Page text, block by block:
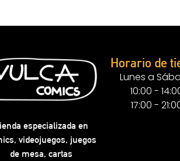
especializada en
videojuegos, juegos
de mesa, cartas
Horario de
Lunes a
10:00 -
17:00 -